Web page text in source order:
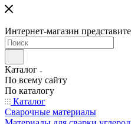
Интернет-магазин
Каталог
По всему сайту
По каталогу
Каталог
Сварочные материалы